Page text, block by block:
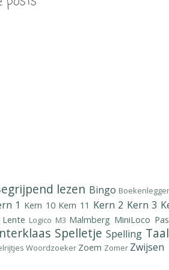
lezen Bingo
1 Kern 10 Kern 11 Kern 2 Kern 3
Lente Logico M3 Malmberg MiniLoco
Spelletje Spelling Taal
Woordzoeker Zoem Zomer Zwijsen